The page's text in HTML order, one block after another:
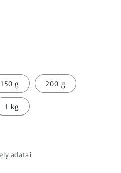
150 g 200 g
1 kg
Teakereskedés és átvevőhely adatai